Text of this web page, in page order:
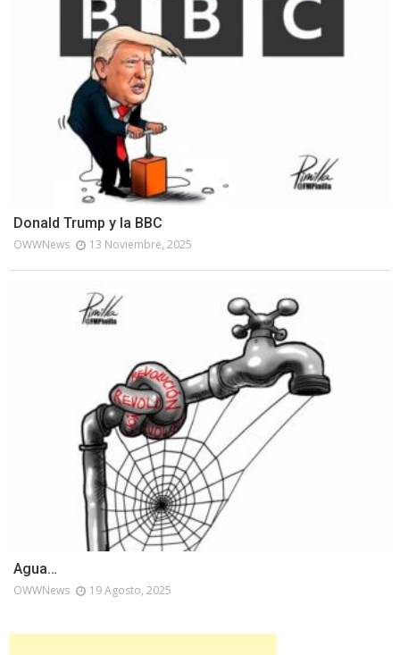
Donald Trump y la BBC
OWWNews 13 Noviembre, 2025
Agua…
OWWNews 19 Agosto, 2025